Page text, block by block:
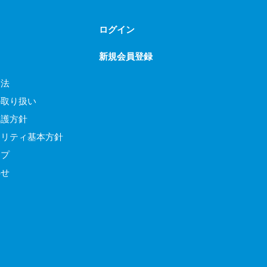
り扱い
方針
ティ基本方針
ログイン
新規会員登録